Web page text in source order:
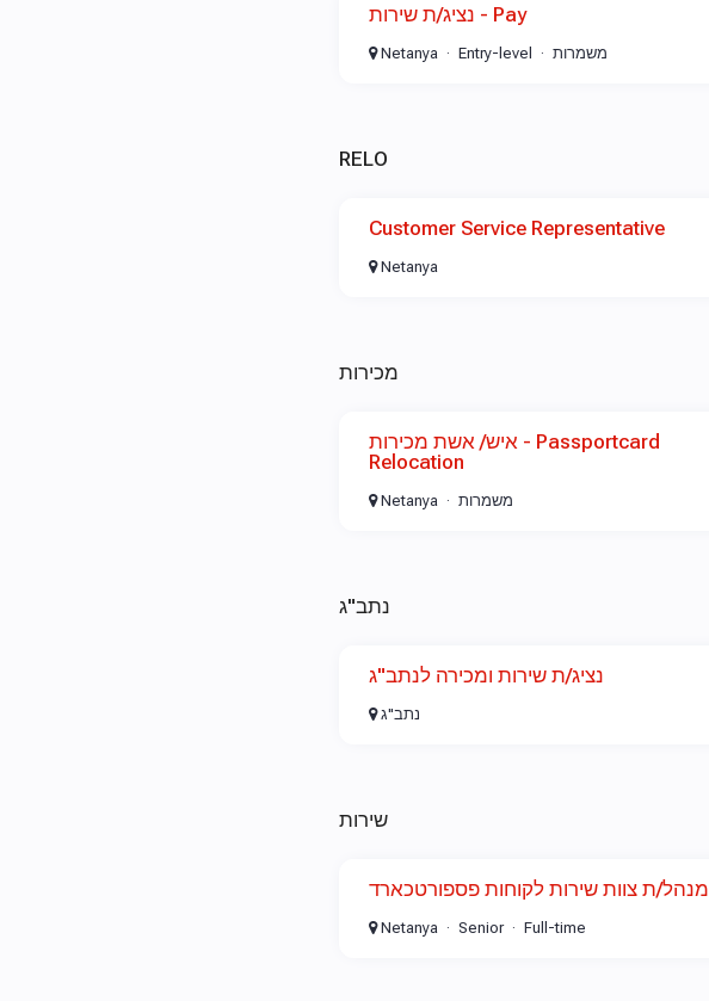
נציג/ת שירות - Pay
Netanya Entry-level משמרות
RELO
Customer Service Representative
Netanya
מכירות
איש/ אשת מכירות - Passportcard
Relocation
Netanya משמרות
נתב"ג
נציג/ת שירות ומכירה לנתב"ג
נתב"ג
שירות
מנהל/ת צוות שירות לקוחות פספורטכארד
Netanya Senior Full-time